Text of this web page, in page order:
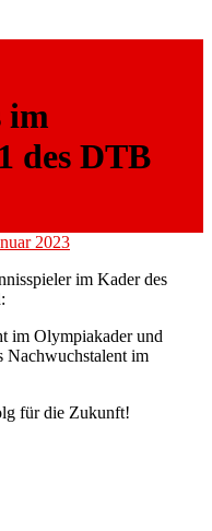
im
des DTB
2023
im Kader des
im Olympiakader und
Nachwuchstalent im
für die Zukunft!